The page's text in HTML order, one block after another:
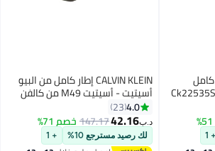
CALVIN KLEIN إطار كامل من البيو
أسيتيت - أسيتيت M49 من كالفن
كلاين نظارات شمسية CK24510S
5122 (260) توب
د.ب‏ 147.17خصم 71%
لك رصيد مسترجع 10% + 1